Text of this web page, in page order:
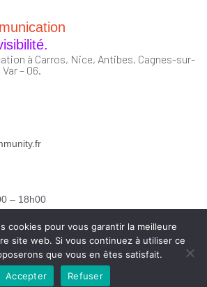
à Carros, Nice, Antibes, Cagnes-sur-
– 06.
– 18h00
cookies pour vous garantir la meilleure
site web. Si vous continuez à utiliser ce
que vous en êtes satisfait.
Accepter
Refuser